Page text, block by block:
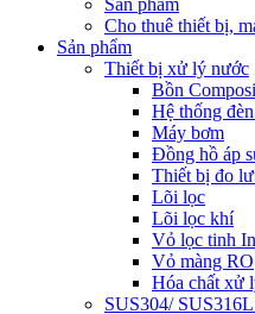
Sản phẩm
Cho thuê thiết bị,
Sản phẩm
Thiết bị xử lý nước
Bồn
Hệ thống
Máy bơm
Đồng hồ áp
Thiết bị đo
Lõi lọc
Lõi lọc khí
Vỏ lọc tinh
Vỏ màng RO
Hóa chất xử
SUS304/